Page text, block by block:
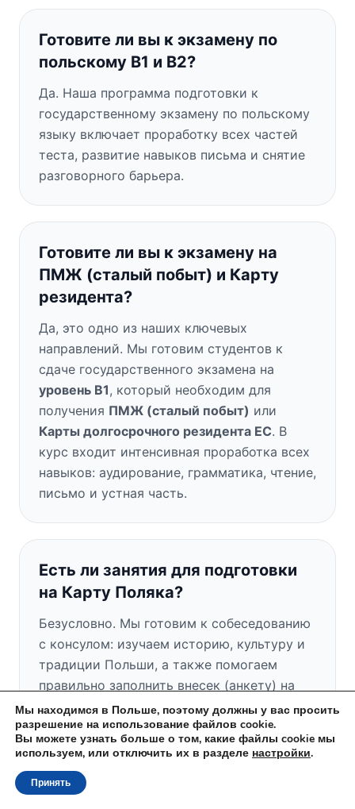
Готовите ли вы к экзамену по
польскому B1 и B2?
Да. Наша программа подготовки к
государственному экзамену по польскому
языку включает проработку всех частей
теста, развитие навыков письма и снятие
разговорного барьера.
Готовите ли вы к экзамену на
ПМЖ (сталый побыт) и Карту
резидента?
Да, это одно из наших ключевых
направлений. Мы готовим студентов к
сдаче государственного экзамена на
уровень B1, который необходим для
получения ПМЖ (сталый побыт) или
Карты долгосрочного резидента ЕС. В
курс входит интенсивная проработка всех
навыков: аудирование, грамматика, чтение,
письмо и устная часть.
Есть ли занятия для подготовки
на Карту Поляка?
Безусловно. Мы готовим к собеседованию
с консулом: изучаем историю, культуру и
традиции Польши, а также помогаем
правильно заполнить внесек (анкету) на
Карту Поляка.
Есть ли у вас бесплатное пробное
Мы находимся в Польше, поэтому должны у вас просить
разрешение на использование файлов cookie.
Вы можете узнать больше о том, какие файлы cookie мы
используем, или отключить их в разделе настройки.
Принять